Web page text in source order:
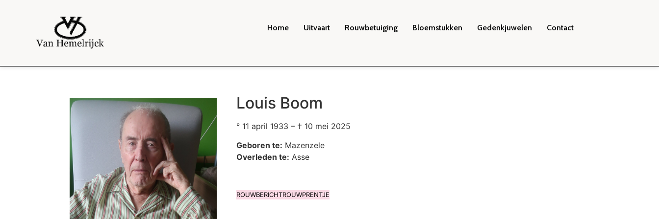
Home Uitvaart Rouwbetuiging Bloemstukken Gedenkjuwelen Contact
Louis Boom
° 11 april 1933 – † 10 mei 2025
Geboren te: Mazenzele
Overleden te: Asse
ROUWBERICHTROUWPRENTJE